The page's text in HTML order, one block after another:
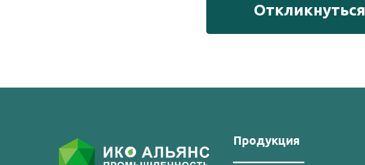
Откликнуться
Продукция